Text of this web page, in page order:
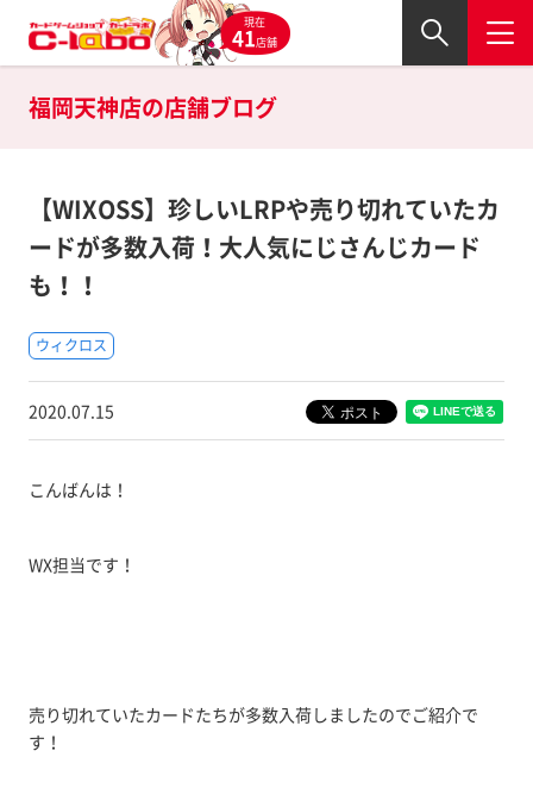
現在
41店舗
福岡天神店の店舗ブログ
【WIXOSS】珍しいLRPや売り切れていたカ
ードが多数入荷！大人気にじさんじカード
も！！
ウィクロス
2020.07.15
こんばんは！
WX担当です！
売り切れていたカードたちが多数入荷しましたのでご紹介で
す！